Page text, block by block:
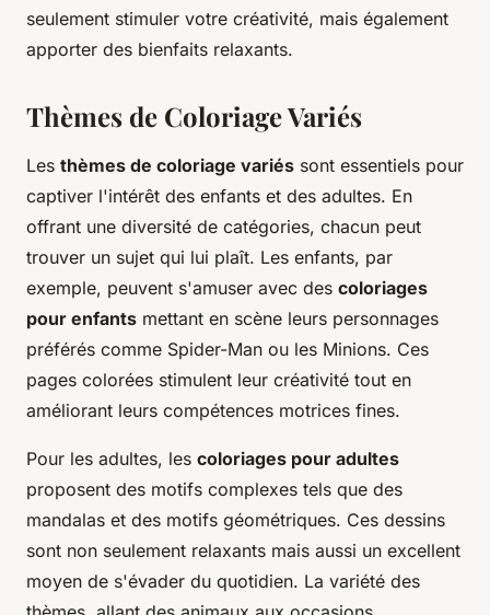
seulement stimuler votre créativité, mais également
apporter des bienfaits relaxants.
Thèmes de Coloriage Variés
Les thèmes de coloriage variés sont essentiels pour
captiver l'intérêt des enfants et des adultes. En
offrant une diversité de catégories, chacun peut
trouver un sujet qui lui plaît. Les enfants, par
exemple, peuvent s'amuser avec des coloriages
pour enfants mettant en scène leurs personnages
préférés comme Spider-Man ou les Minions. Ces
pages colorées stimulent leur créativité tout en
améliorant leurs compétences motrices fines.
Pour les adultes, les coloriages pour adultes
proposent des motifs complexes tels que des
mandalas et des motifs géométriques. Ces dessins
sont non seulement relaxants mais aussi un excellent
moyen de s'évader du quotidien. La variété des